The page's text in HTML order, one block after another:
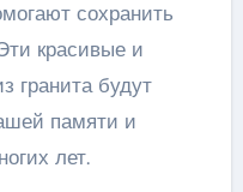
сохранить
красивые и
гранита будут
памяти и
лет.